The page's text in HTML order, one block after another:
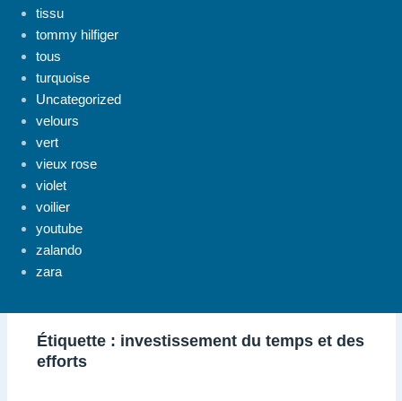
tissu
tommy hilfiger
tous
turquoise
Uncategorized
velours
vert
vieux rose
violet
voilier
youtube
zalando
zara
Étiquette : investissement du temps et des
efforts